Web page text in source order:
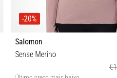
-20%
Salomon
Sense Merino